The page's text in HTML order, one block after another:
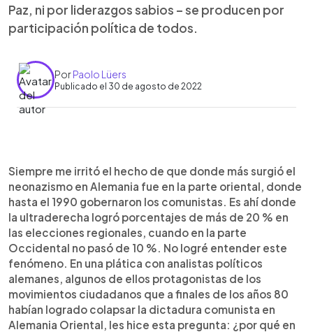
Paz, ni por liderazgos sabios – se producen por
participación política de todos.
PorPaolo Lüers
Publicado el 30 de agosto de 2022
Escuchar artículo
Siempre me irritó el hecho de que donde más surgió el
neonazismo en Alemania fue en la parte oriental, donde
hasta el 1990 gobernaron los comunistas. Es ahí donde
la ultraderecha logró porcentajes de más de 20 % en
las elecciones regionales, cuando en la parte
Occidental no pasó de 10 %. No logré entender este
fenómeno. En una plática con analistas políticos
alemanes, algunos de ellos protagonistas de los
movimientos ciudadanos que a finales de los años 80
habían logrado colapsar la dictadura comunista en
Alemania Oriental, les hice esta pregunta: ¿por qué en